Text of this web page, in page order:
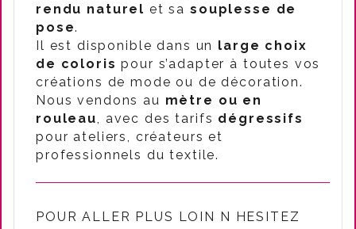
rendu naturel et sasouplesse de
pose.
Il est disponible dans un large choix
de coloris pour s’adapter à toutes vos
créations de mode ou de décoration.
Nous vendons au mètre ou en
rouleau
, avec des tarifs dégressifs
pour ateliers, créateurs et
professionnels du textile.
POUR ALLER PLUS LOIN N HESITEZ